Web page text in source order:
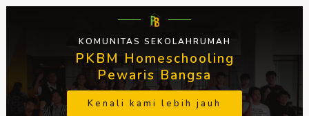
KOMUNITAS SEKOLAHRUMAH
PKBM Homeschooling
Pewaris Bangsa
Kenali kami lebih jauh